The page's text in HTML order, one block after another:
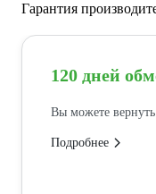
Гарантия
120 дней
Вы можете
Подробнее